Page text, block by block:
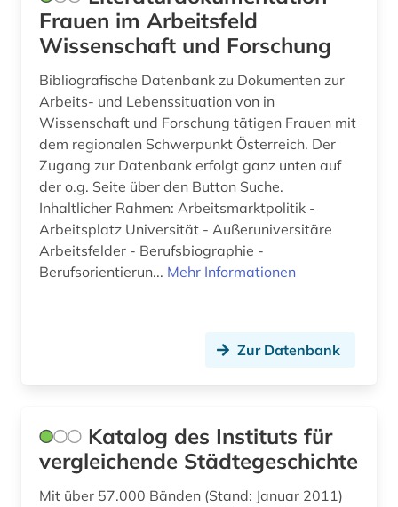
industrie (1)
information (1)
infrastruktur (1)
ingenieurwissenschaften (4)
innovation (1)
institut (1)
internationales recht (1)
jansenismus (1)
kassel (1)
katalog (1)
Frauen im Arbeitsfeld
Wissenschaft und Forschung
Bibliografische Datenbank zu Dokumenten zur
Arbeits- und Lebenssituation von in
Wissenschaft und Forschung tätigen Frauen mit
dem regionalen Schwerpunkt Österreich. Der
Zugang zur Datenbank erfolgt ganz unten auf
der o.g. Seite über den Button Suche.
Inhaltlicher Rahmen: Arbeitsmarktpolitik -
Arbeitsplatz Universität - Außeruniversitäre
Arbeitsfelder - Berufsbiographie -
Berufsorientierun... Mehr Informationen
Zur Datenbank
Katalog des Instituts für
vergleichende Städtegeschichte
Mit über 57.000 Bänden (Stand: Januar 2011)